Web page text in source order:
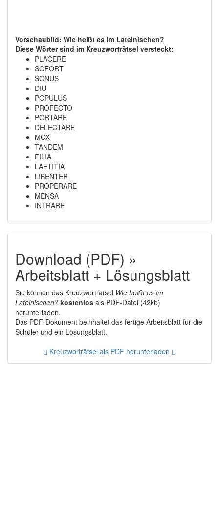
Vorschaubild: Wie heißt es im Lateinischen?
Diese Wörter sind im Kreuzworträtsel versteckt:
PLACERE
SOFORT
SONUS
DIU
POPULUS
PROFECTO
PORTARE
DELECTARE
MOX
TANDEM
FILIA
LAETITIA
LIBENTER
PROPERARE
MENSA
INTRARE
Download (PDF) »
Arbeitsblatt + Lösungsblatt
Sie können das Kreuzworträtsel Wie heißt es im
Lateinischen? kostenlos als PDF-Datei (42kb)
herunterladen.
Das PDF-Dokument beinhaltet das fertige Arbeitsblatt für die
Schüler und ein Lösungsblatt.
Kreuzworträtsel als PDF herunterladen